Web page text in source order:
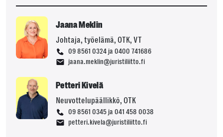
Jaana Meklin
Johtaja, työelämä, OTK, VT
09 8561 0324 ja 0400 741686
jaana.meklin@juristiliitto.fi
Petteri Kivelä
Neuvottelupäällikkö, OTK
09 8561 0345 ja 041 458 0038
petteri.kivela@juristiliitto.fi